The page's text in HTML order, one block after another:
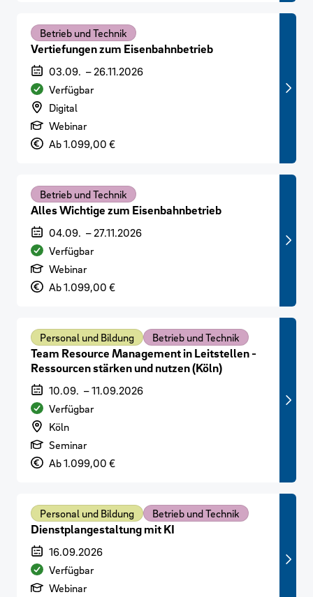
Betrieb und Technik
Vertiefungen zum Eisenbahnbetrieb
Veranstaltungszeitraum
03.09. – 26.11.2026
Verfügbarkeit
Verfügbar
Veranstaltungsort
Digital
Art der Veranstaltung
Webinar
PreisAb 1.099,00 €
Betrieb und Technik
Alles Wichtige zum Eisenbahnbetrieb
Veranstaltungszeitraum
04.09. – 27.11.2026
Verfügbarkeit
Verfügbar
Art der Veranstaltung
Webinar
PreisAb 1.099,00 €
Personal und Bildung Betrieb und Technik
Team Resource Management in Leitstellen -
Ressourcen stärken und nutzen (Köln)
Veranstaltungszeitraum
10.09. –11.09.2026
Verfügbarkeit
Verfügbar
Veranstaltungsort
Köln
Art der Veranstaltung
Seminar
PreisAb 1.099,00 €
Personal und Bildung Betrieb und Technik
Dienstplangestaltung mit KI
Veranstaltungszeitraum
16.09.2026
Verfügbarkeit
Verfügbar
Art der Veranstaltung
Webinar